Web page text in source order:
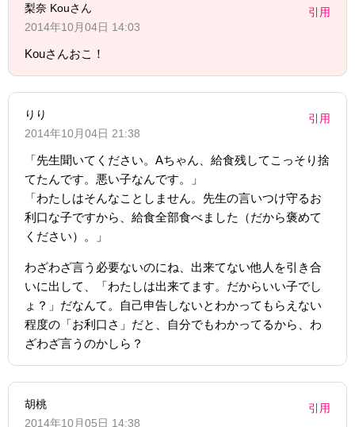
梨奈 Kouさん
2014年10月04日 14:03
引用
Kouさんおこ！
りり
2014年10月04日 21:38
引用
「先生聞いてください。Aちゃん、給食残してこっそり捨
てたんです。悪い子なんです。」
「わたしはそんなことしません。先生の言いつけ守るお
利口な子ですから、給食全部食べました（だから褒めて
ください）。」
わざわざ言う必要ないのにね、出来てない他人を引き合
いに出して、「わたしは出来てます。だからいい子でし
ょ？」だなんて。自己申告しないとわかってもらえない
程度の「お利口さ」だと、自分でもわかってるから、わ
ざわざ言うのかしら？
胡桃
2014年10月05日 14:38
引用